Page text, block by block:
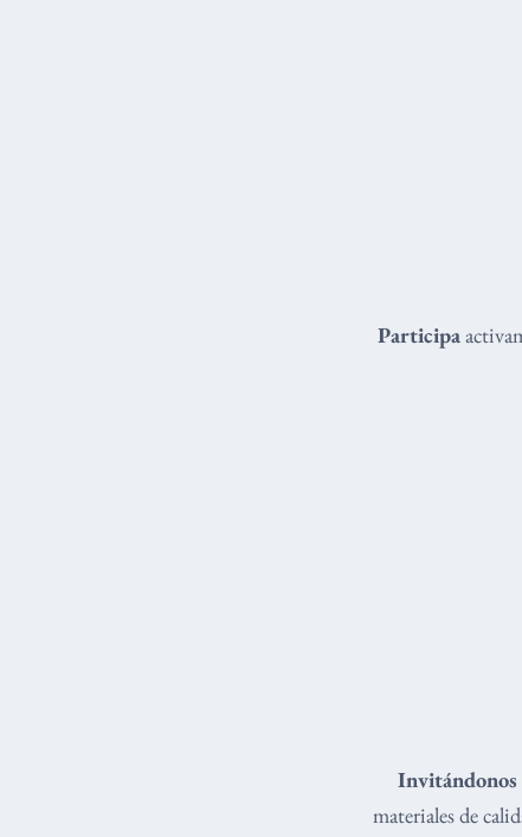
Participa
Invitándonos
materiales de